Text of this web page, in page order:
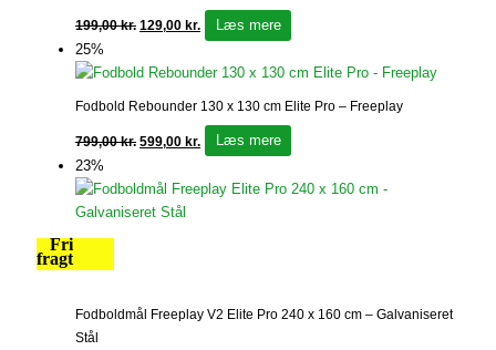
199,00kr. 129,00 kr.
Læs mere
25%
Fodbold Rebounder 130 x 130 cm Elite Pro – Freeplay
799,00kr. 599,00 kr.
Læs mere
23%
Fri
fragt
Fodboldmål Freeplay V2 Elite Pro 240 x 160 cm – Galvaniseret
Stål